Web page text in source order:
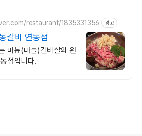
restaurant/1835331356 광고
갈비 연동점
마농(마늘)갈비살의 원
점입니다.